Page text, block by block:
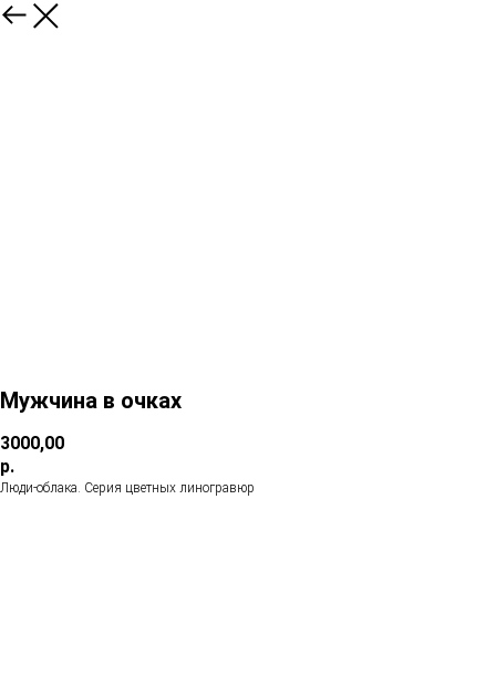
Мужчина в очках
3000,00
р.
Люди-облака. Серия цветных линогравюр